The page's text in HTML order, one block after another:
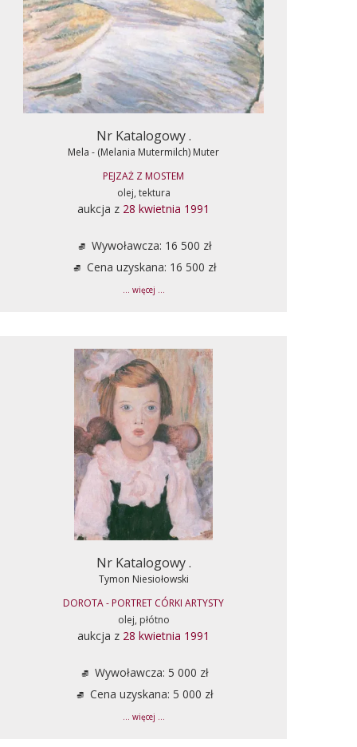
Nr Katalogowy .
Mela - (Melania Mutermilch) Muter
PEJZAŻ Z MOSTEM
olej, tektura
aukcja z 28 kwietnia 1991
Wywoławcza: 16 500 zł
Cena uzyskana: 16 500 zł
... więcej ...
Nr Katalogowy .
Tymon Niesiołowski
DOROTA - PORTRET CÓRKI ARTYSTY
olej, płótno
aukcja z 28 kwietnia 1991
Wywoławcza: 5 000 zł
Cena uzyskana: 5 000 zł
... więcej ...